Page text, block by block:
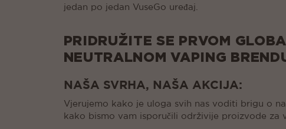
jedan po jedan VuseGo uređaj.
PRIDRUŽITE SE PRVOM
NEUTRALNOM VAPING
NAŠA SVRHA, NAŠA AKCIJA:
Vjerujemo kako je uloga svih nas voditi brigu o
kako bismo vam isporučili održivije proizvode za